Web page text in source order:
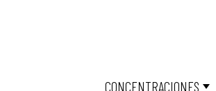
CONCENTRACIONES